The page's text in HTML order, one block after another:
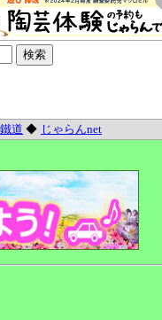
道 ◆ じゃらんnet